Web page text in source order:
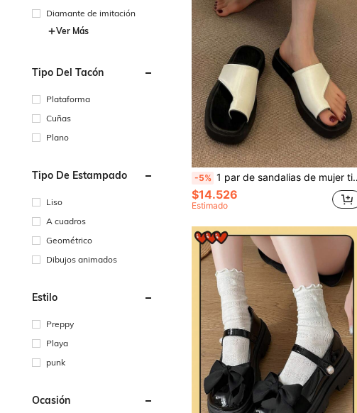
Diamante de imitación
Ver Más
Tipo Del Tacón
Plataforma
Cuñas
Plano
Tipo De Estampado
Liso
A cuadros
Geométrico
Dibujos animados
Estilo
Preppy
Playa
punk
Ocasión
-5% 1 par de sandalias de mujer tipo tanga, chanclas de moda casual con suela gruesa negra, nuevas chanclas de verano con suela gruesa blanca, sandalias de plataforma cómodas con suela de goma antideslizante, calzado casual de playa adecuado para faldas vaqueras
$14.526
Estimado